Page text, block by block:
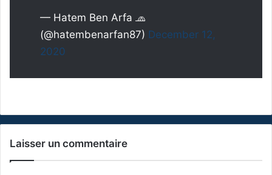
— Hatem Ben Arfa 🧢
(@hatembenarfan87) December 12,
2020
Laisser un commentaire